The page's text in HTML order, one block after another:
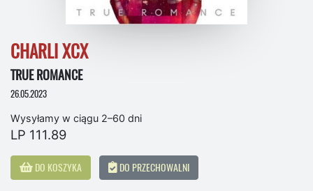
CHARLI XCX
TRUE ROMANCE
26.05.2023
Wysyłamy w ciągu 2–60 dni
LP 111.89
DO KOSZYKA DO PRZECHOWALNI